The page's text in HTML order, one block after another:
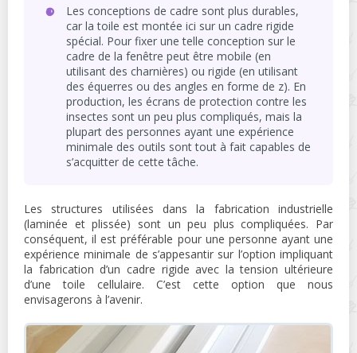
Les conceptions de cadre sont plus durables,
car la toile est montée ici sur un cadre rigide
spécial. Pour fixer une telle conception sur le
cadre de la fenêtre peut être mobile (en
utilisant des charnières) ou rigide (en utilisant
des équerres ou des angles en forme de z). En
production, les écrans de protection contre les
insectes sont un peu plus compliqués, mais la
plupart des personnes ayant une expérience
minimale des outils sont tout à fait capables de
s’acquitter de cette tâche.
Les structures utilisées dans la fabrication industrielle
(laminée et plissée) sont un peu plus compliquées. Par
conséquent, il est préférable pour une personne ayant une
expérience minimale de s’appesantir sur l’option impliquant
la fabrication d’un cadre rigide avec la tension ultérieure
d’une toile cellulaire. C’est cette option que nous
envisagerons à l’avenir.